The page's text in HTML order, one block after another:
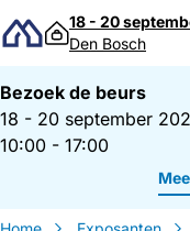
Direct naar
18 - 20
Den Bosch
Bezoek de beurs
18 - 20 september
10:00 - 17:00